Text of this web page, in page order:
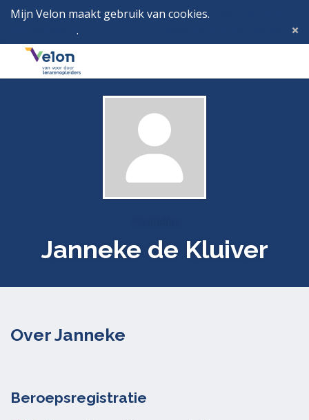
Mijn Velon maakt gebruik van cookies.
.
Menu
Janneke de Kluiver
Over Janneke
Beroepsregistratie